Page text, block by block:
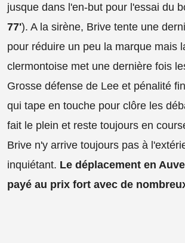
jusque dans l'en-but pour l'essai du
77'). A la sirène, Brive tente une
pour réduire un peu la marque mais
clermontoise met une dernière fois
Grosse défense de Lee et pénalité
qui tape en touche pour clôre les
fait le plein et reste toujours en
Brive n'y arrive toujours pas à
inquiétant. Le déplacement en
payé au prix fort avec de